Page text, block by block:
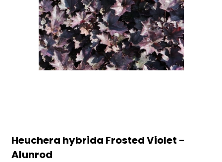
Heuchera hybrida Frosted Violet -
Alunrod